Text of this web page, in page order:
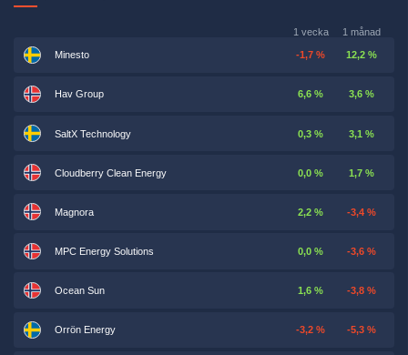
1 vecka 1 månad
Minesto -1,7 % 12,2 %
Hav Group 6,6 % 3,6 %
SaltX Technology 0,3 % 3,1 %
Cloudberry Clean Energy 0,0 % 1,7 %
Magnora 2,2 % -3,4 %
MPC Energy Solutions 0,0 % -3,6 %
Ocean Sun 1,6 % -3,8 %
Orrön Energy -3,2 % -5,3 %